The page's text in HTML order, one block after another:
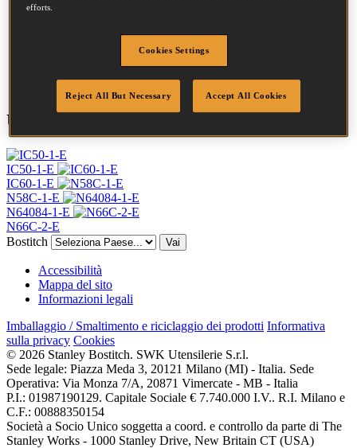
G8
28000
DOP-EU_20_RRG8
Utensili compatibili
IC50-1-E
IC60-1-E
N58C-1-E
N64084-1-E
N66C-2-E
Bostitch
Vai
Accessibilità
Mappa del sito
Informazioni legali
Imballaggio / Smaltimento e riciclaggio dei prodotti Informativa
sulla privacy Cookies
© 2026 Stanley Bostitch. SWK Utensilerie S.r.l.
Sede legale: Piazza Meda 3, 20121 Milano (MI) - Italia. Sede
Operativa: Via Monza 7/A, 20871 Vimercate - MB - Italia
P.I.: 01987190129. Capitale Sociale € 7.740.000 I.V.. R.I. Milano e
C.F.: 00888350154
Società a Socio Unico soggetta a coord. e controllo da parte di The
Stanley Works - 1000 Stanley Drive, New Britain CT (USA)
efforts.
Cookies Settings
Reject All But Necessary Accept All Cookies